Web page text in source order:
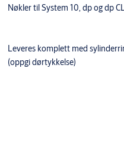
Nøkler til System 10, dp og dp
Leveres komplett med
(oppgi dørtykkelse)